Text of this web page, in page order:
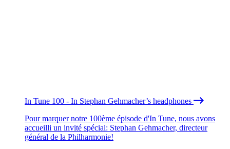
In Tune 100 - In Stephan Gehmacher’s headphones
Pour marquer notre 100ème épisode d'In Tune, nous avons
accueilli un invité spécial: Stephan Gehmacher, directeur
général de la Philharmonie!